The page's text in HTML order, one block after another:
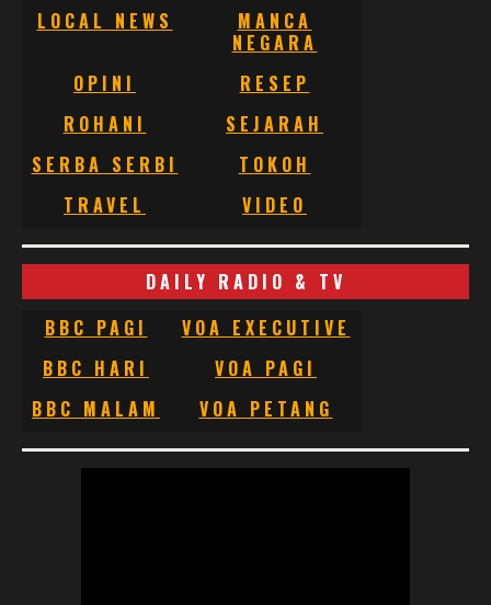
LOCAL NEWS
MANCA
NEGARA
OPINI
RESEP
ROHANI
SEJARAH
SERBA SERBI
TOKOH
TRAVEL
VIDEO
DAILY RADIO & TV
BBC PAGI
VOA EXECUTIVE
BBC HARI
VOA PAGI
BBC MALAM
VOA PETANG